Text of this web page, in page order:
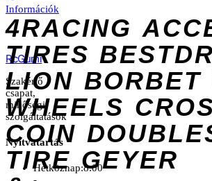
Információk
4RACING
TIRES
LION BORBET
WHEELS
COIN
TIRE GEYER
RcGumi
Szakértő
csapat,
minőségi
szolgáltatások
Nyitvatartás
Hétköznap:8:00